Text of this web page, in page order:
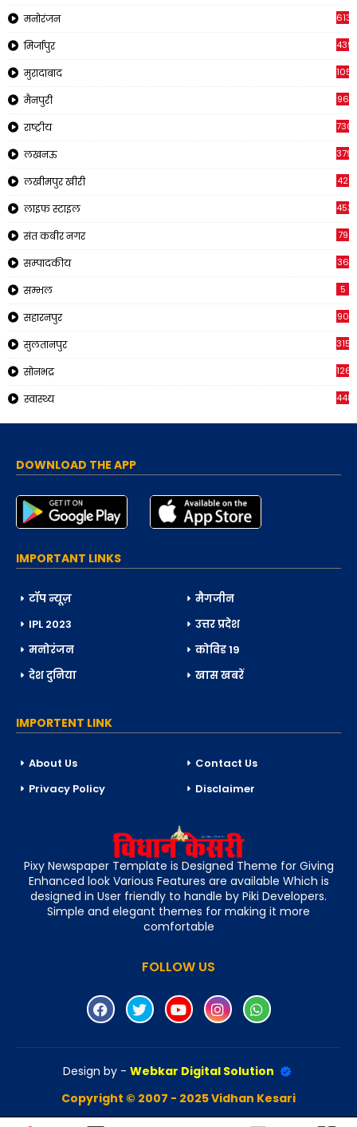
मनोरंजन 613
मिर्जापुर 439
मुरादाबाद 1054
मैनपुरी 96
राष्ट्रीय
लखनऊ 3793
लखीमपुर खीरी 42
लाइफ स्टाइल 453
संत कबीर नगर 79
सम्पादकीय 36
सम्भल 5
सहारनपुर 90
सुलतानपुर 315
सोनभद्र 1266
स्वास्थ्य 448
DOWNLOAD THE APP
IMPORTANT LINKS
टॉप न्यूज़
मैगजीन
IPL 2023
उत्तर प्रदेश
मनोरंजन
कोविड 19
देश दुनिया
खास खबरें
IMPORTENT LINK
About Us
Contact Us
Privacy Policy
Disclaimer
Pixy Newspaper Template is Designed Theme for Giving
Enhanced look Various Features are available Which is
designed in User friendly to handle by Piki Developers.
Simple and elegant themes for making it more
comfortable
FOLLOW US
Design by - Webkar Digital Solution
Copyright © 2007 - 2025 Vidhan Kesari